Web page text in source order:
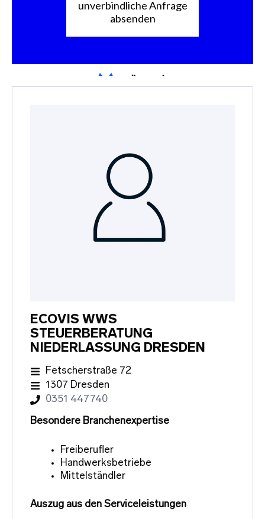
ECOVIS WWS
STEUERBERATUNG
NIEDERLASSUNG DRESDEN
Fetscherstraße 72
1307 Dresden
0351 447740
Besondere Branchenexpertise
Freiberufler
Handwerksbetriebe
Mittelständler
Auszug aus den Serviceleistungen